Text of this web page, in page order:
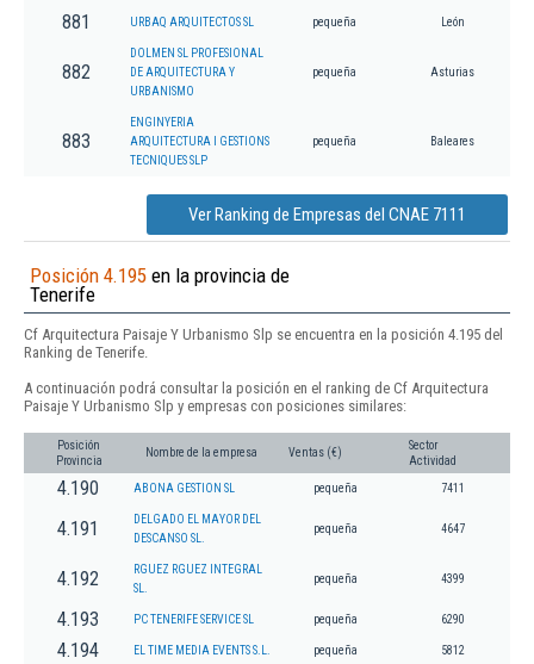
881 URBAQ ARQUITECTOS SL pequeña León
882
DOLMEN SL PROFESIONAL
DE ARQUITECTURA Y
URBANISMO
pequeña Asturias
883
ENGINYERIA
ARQUITECTURA I GESTIONS
TECNIQUES SLP
pequeña Baleares
Ver Ranking de Empresas del CNAE 7111
Posición 4.195 en la provincia de
Tenerife
Cf Arquitectura Paisaje Y Urbanismo Slp se encuentra en la posición 4.195 del
Ranking de Tenerife.
A continuación podrá consultar la posición en el ranking de Cf Arquitectura
Paisaje Y Urbanismo Slp y empresas con posiciones similares:
Posición
Provincia
Nombre de la empresa Ventas (€)
Sector
Actividad
4.190 ABONA GESTION SL pequeña 7411
4.191
DELGADO EL MAYOR DEL
DESCANSO SL.
pequeña 4647
4.192
RGUEZ RGUEZ INTEGRAL
SL.
pequeña 4399
4.193 PC TENERIFE SERVICE SL pequeña 6290
4.194 EL TIME MEDIA EVENTS S.L. pequeña 5812